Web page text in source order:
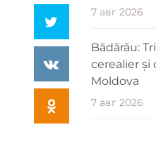
7 авг 2026
Bădărău:
cerealier și
Moldova
7 авг 2026